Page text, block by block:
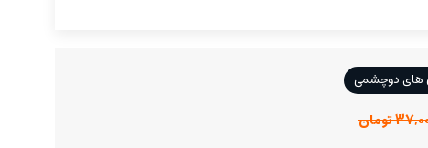
های دوچشمی
تومان